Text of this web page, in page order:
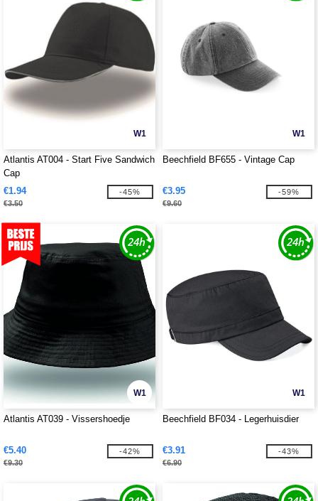
W1
Atlantis AT004 - Start Five Sandwich
Cap
€1.94
€3.50
-45%
W1
Beechfield BF655 - Vintage Cap
€3.95
€9.60
-59%
W1
Atlantis AT039 - Vissershoedje
€5.40
€9.30
-42%
W1
Beechfield BF034 - Legerhuisdier
€3.91
€6.90
-43%